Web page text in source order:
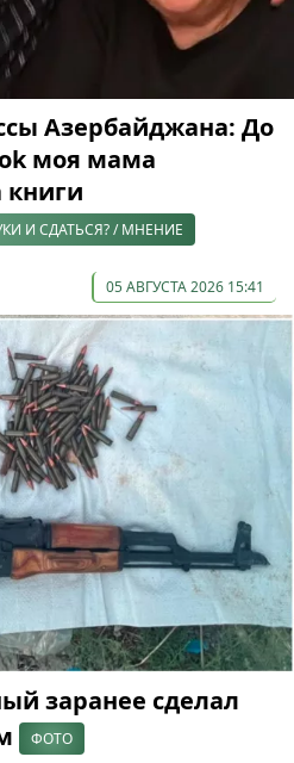
Азербайджана: До
моя мама
книги
И СДАТЬСЯ? / МНЕНИЕ
05 АВГУСТА 2026 15:41
заранее сделал
ФОТО